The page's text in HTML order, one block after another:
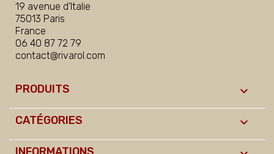
19 avenue d'Italie
75013 Paris
France
06 40 87 72 79
contact@rivarol.com
PRODUITS 
CATÉGORIES 